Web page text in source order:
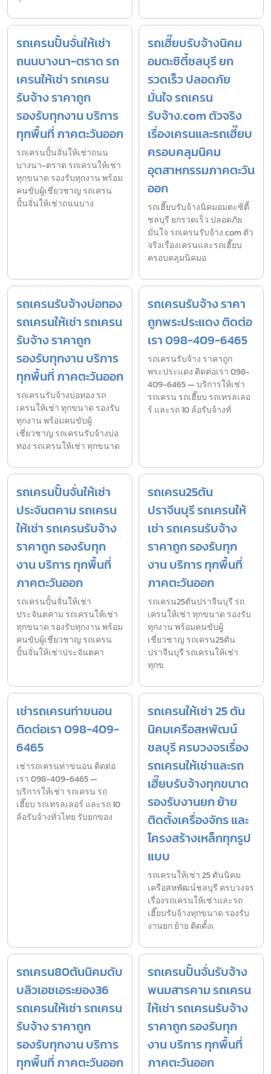
รถเครนปั้นจั่นให้เช่า
ถนนบางนา-ตราด รถ
เครนให้เช่า รถเครน
รับจ้าง ราคาถูก
รองรับทุกงาน บริการ
ทุกพื้นที่ ภาคตะวันออก
รถเครนปั้นจั่นให้เช่าถนน
บางนา-ตราด รถเครนให้เช่า
ทุกขนาด รองรับทุกงาน พร้อม
คนขับผู้เชี่ยวชาญ รถเครน
ปั้นจั่นให้เช่าถนนบาง
รถเฮี๊ยบรับจ้างนิคม
อมตะซิตี้ชลบุรี ยก
รวดเร็ว ปลอดภัย
มั่นใจ รถเครน
รับจ้าง.com ตัวจริง
เรื่องเครนและรถเฮี๊ยบ
ครอบคลุมนิคม
อุตสาหกรรมภาคตะวัน
ออก
รถเฮี๊ยบรับจ้างนิคมอมตะซิตี้
ชลบุรี ยกรวดเร็ว ปลอดภัย
มั่นใจ รถเครนรับจ้าง.com ตัว
จริงเรื่องเครนและรถเฮี๊ยบ
ครอบคลุมนิคมอ
รถเครนรับจ้างบ่อทอง
รถเครนให้เช่า รถเครน
รับจ้าง ราคาถูก
รองรับทุกงาน บริการ
ทุกพื้นที่ ภาคตะวันออก
รถเครนรับจ้างบ่อทอง รถ
เครนให้เช่า ทุกขนาด รองรับ
ทุกงาน พร้อมคนขับผู้
เชี่ยวชาญ รถเครนรับจ้างบ่อ
ทอง รถเครนให้เช่า ทุกขนาด
รถเครนรับจ้าง ราคา
ถูกพระประแดง ติดต่อ
เรา 098-409-6465
รถเครนรับจ้าง ราคาถูก
พระประแดง ติดต่อเรา 098-
409-6465 — บริการให้เช่า
รถเครน รถเฮี๊ยบ รถเทรลเลอ
ร์ และรถ 10 ล้อรับจ้างทั่
รถเครนปั้นจั่นให้เช่า
ประจันตคาม รถเครน
ให้เช่า รถเครนรับจ้าง
ราคาถูก รองรับทุก
งาน บริการ ทุกพื้นที่
ภาคตะวันออก
รถเครนปั้นจั่นให้เช่า
ประจันตคาม รถเครนให้เช่า
ทุกขนาด รองรับทุกงาน พร้อม
คนขับผู้เชี่ยวชาญ รถเครน
ปั้นจั่นให้เช่าประจันตคา
รถเครน25ตัน
ปราจีนบุรี รถเครนให้
เช่า รถเครนรับจ้าง
ราคาถูก รองรับทุก
งาน บริการ ทุกพื้นที่
ภาคตะวันออก
รถเครน25ตันปราจีนบุรี รถ
เครนให้เช่า ทุกขนาด รองรับ
ทุกงาน พร้อมคนขับผู้
เชี่ยวชาญ รถเครน25ตัน
ปราจีนบุรี รถเครนให้เช่า
ทุกข
เช่ารถเครนท่าขนอน
ติดต่อเรา 098-409-
6465
เช่ารถเครนท่าขนอน ติดต่อ
เรา 098-409-6465 —
บริการให้เช่า รถเครน รถ
เฮี๊ยบ รถเทรลเลอร์ และรถ 10
ล้อรับจ้างทั่วไทย รับยกของ
รถเครนให้เช่า 25 ตัน
นิคมเครือสหพัฒน์
ชลบุรี ครบวงจรเรื่อง
รถเครนให้เช่าและรถ
เฮี๊ยบรับจ้างทุกขนาด
รองรับงานยก ย้าย
ติดตั้งเครื่องจักร และ
โครงสร้างเหล็กทุกรูป
แบบ
รถเครนให้เช่า 25 ตันนิคม
เครือสหพัฒน์ชลบุรี ครบวงจร
เรื่องรถเครนให้เช่าและรถ
เฮี๊ยบรับจ้างทุกขนาด รองรับ
งานยก ย้าย ติดตั้งเ
รถเครน80ตันนิคมดับ
บลิวเอชเอระยอง36
รถเครนให้เช่า รถเครน
รับจ้าง ราคาถูก
รองรับทุกงาน บริการ
ทุกพื้นที่ ภาคตะวันออก
รถเครนปั้นจั่นรับจ้าง
พนมสารคาม รถเครน
ให้เช่า รถเครนรับจ้าง
ราคาถูก รองรับทุก
งาน บริการ ทุกพื้นที่
ภาคตะวันออก